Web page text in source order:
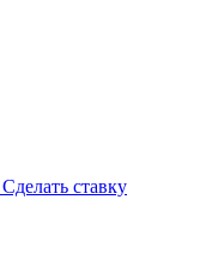
Сделать ставку